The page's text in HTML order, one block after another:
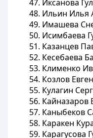
47. Иксанова
48. Ильин Илья
49. Имашева
50. Исимбаева
51. Казанцев
52. Кесебаева
53. Клименко
54. Козлов
55. Кулагин
56. Кайназаров
57. Каныбеков
58. Каракен
59. Карагусова